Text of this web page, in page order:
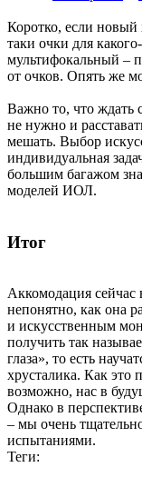
Коротко, если новый
таки очки для
мультифокальный –
от очков. Опять же
Важно то, что ждать
не нужно и
мешать. Выбор
индивидуальная
большим багажом
моделей ИОЛ.
Итог
Аккомодация сейчас
непонятно, как она
и искусственным
получить так
глаза», то есть
хрусталика. Как это
возможно, нас в
Однако в
– мы очень
испытаниями.
Теги: